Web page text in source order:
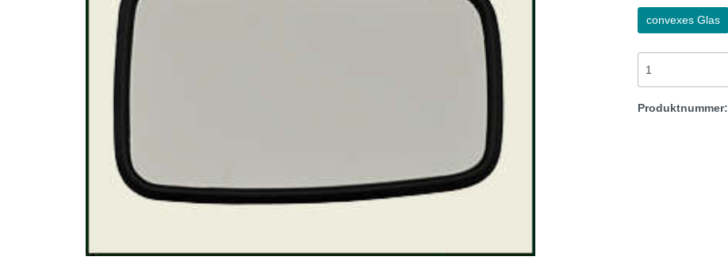
T-Typ und MG F Morris Minor
convexes Glas
Produktnummer: